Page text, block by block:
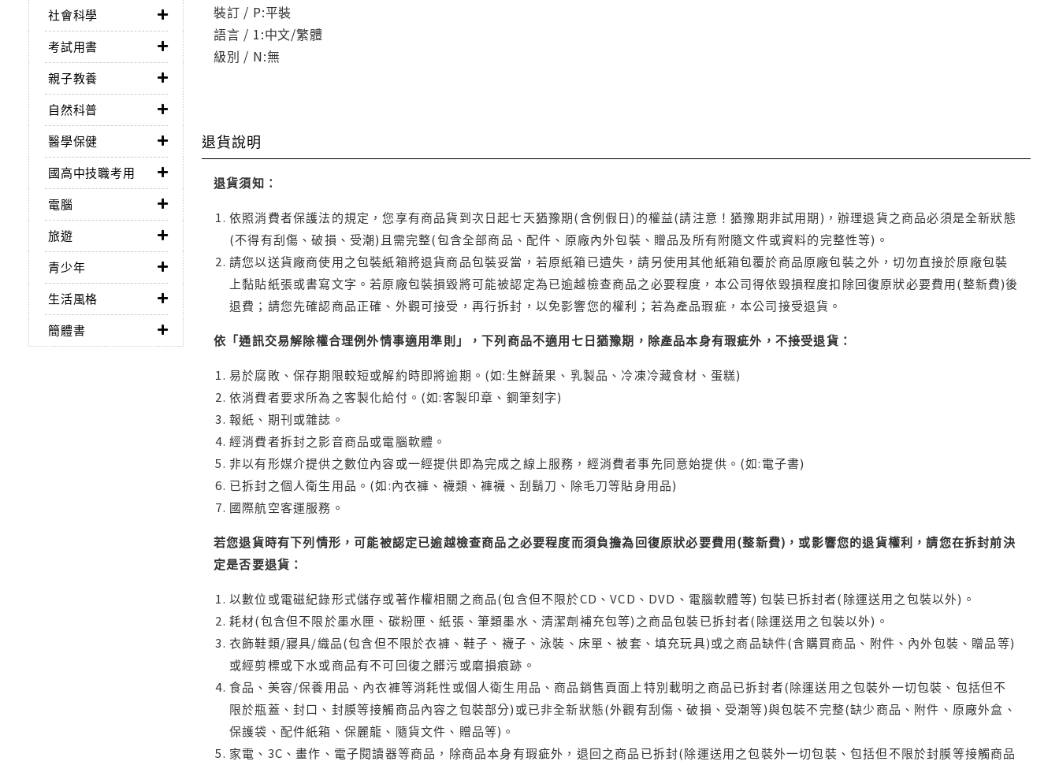
社會科學
考試用書
親子教養
自然科普
醫學保健
國高中技職考用
電腦
旅遊
青少年
生活風格
簡體書
裝訂 / P:平裝
語言 / 1:中文/繁體
級別 / N:無
退貨說明
退貨須知：
依照消費者保護法的規定，您享有商品貨到次日起七天猶豫期(含例假日)的權益(請注意！猶豫期非試用期)，辦理退貨之商品必須是全新狀態
(不得有刮傷、破損、受潮)且需完整(包含全部商品、配件、原廠內外包裝、贈品及所有附隨文件或資料的完整性等)。
請您以送貨廠商使用之包裝紙箱將退貨商品包裝妥當，若原紙箱已遺失，請另使用其他紙箱包覆於商品原廠包裝之外，切勿直接於原廠包裝
上黏貼紙張或書寫文字。若原廠包裝損毀將可能被認定為已逾越檢查商品之必要程度，本公司得依毀損程度扣除回復原狀必要費用(整新費)後
退費；請您先確認商品正確、外觀可接受，再行拆封，以免影響您的權利；若為產品瑕疵，本公司接受退貨。
依「通訊交易解除權合理例外情事適用準則」，下列商品不適用七日猶豫期，除產品本身有瑕疵外，不接受退貨：
易於腐敗、保存期限較短或解約時即將逾期。(如:生鮮蔬果、乳製品、冷凍冷藏食材、蛋糕)
依消費者要求所為之客製化給付。(如:客製印章、鋼筆刻字)
報紙、期刊或雜誌。
經消費者拆封之影音商品或電腦軟體。
非以有形媒介提供之數位內容或一經提供即為完成之線上服務，經消費者事先同意始提供。(如:電子書)
已拆封之個人衛生用品。(如:內衣褲、襪類、褲襪、刮鬍刀、除毛刀等貼身用品)
國際航空客運服務。
若您退貨時有下列情形，可能被認定已逾越檢查商品之必要程度而須負擔為回復原狀必要費用(整新費)，或影響您的退貨權利，請您在拆封前決
定是否要退貨：
以數位或電磁紀錄形式儲存或著作權相關之商品(包含但不限於CD、VCD、DVD、電腦軟體等) 包裝已拆封者(除運送用之包裝以外)。
耗材(包含但不限於墨水匣、碳粉匣、紙張、筆類墨水、清潔劑補充包等)之商品包裝已拆封者(除運送用之包裝以外)。
衣飾鞋類/寢具/織品(包含但不限於衣褲、鞋子、襪子、泳裝、床單、被套、填充玩具)或之商品缺件(含購買商品、附件、內外包裝、贈品等)
或經剪標或下水或商品有不可回復之髒污或磨損痕跡。
食品、美容/保養用品、內衣褲等消耗性或個人衛生用品、商品銷售頁面上特別載明之商品已拆封者(除運送用之包裝外一切包裝、包括但不
限於瓶蓋、封口、封膜等接觸商品內容之包裝部分)或已非全新狀態(外觀有刮傷、破損、受潮等)與包裝不完整(缺少商品、附件、原廠外盒、
保護袋、配件紙箱、保麗龍、隨貨文件、贈品等)。
家電、3C、畫作、電子閱讀器等商品，除商品本身有瑕疵外，退回之商品已拆封(除運送用之包裝外一切包裝、包括但不限於封膜等接觸商品